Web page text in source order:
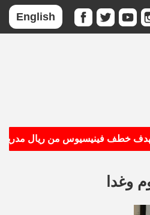
English
خطف فينيسيوس من ريال مدريد
وغدا